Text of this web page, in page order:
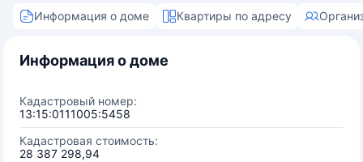
Информация о доме Квартиры по адресу
Информация о доме
Кадастровый номер:
13:15:0111005:5458
Кадастровая стоимость:
28 387 298,94